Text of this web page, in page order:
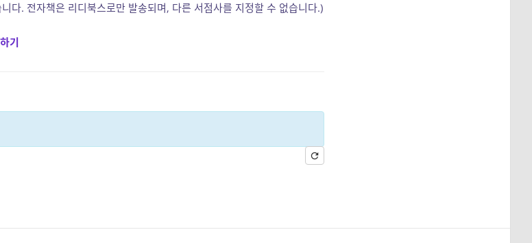
다. 전자책은 리디북스로만 발송되며, 다른 서점사를 지정할 수 없습니다.)
기